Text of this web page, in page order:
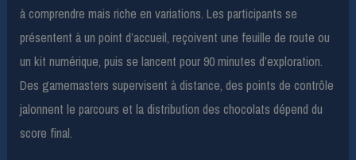
à comprendre mais riche en variations. Les participants se
présentent à un point d’accueil, reçoivent une feuille de route ou
un kit numérique, puis se lancent pour 90 minutes d’exploration.
Des gamemasters supervisent à distance, des points de contrôle
jalonnent le parcours et la distribution des chocolats dépend du
score final.